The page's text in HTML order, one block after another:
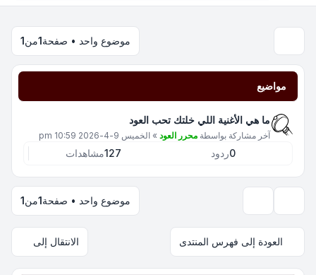
موضوع واحد • صفحة1من1
مواضيع
ما هي الأغنية اللي خلتك تحب العود
آخر مشاركة بواسطة محرر العود » الخميس 9-4-2026 10:59 pm
0ردود 127مشاهدات
موضوع واحد • صفحة1من1
العودة إلى فهرس المنتدى الانتقال إلى